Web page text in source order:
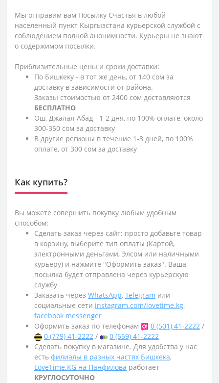
Мы отправим вам Посылку Счастья в любой
населенный пункт Кыргызстана курьерской службой с
соблюдением полной анонимности. Курьеры не знают
о содержимом посылки.
Приблизительные цены и сроки доставки:
По Бишкеку - в тот же день, от 140 сом за
доставку в зависимости от района.
Заказы стоимостью от 2400 сом доставляются
БЕСПЛАТНО
Ош, Джалал-Абад - 1-2 дня, по 100% оплате, около
300-350 сом за доставку
В другие регионы в течение 1-3 дней, по 100%
оплате, от 300 сом за доставку
Как купить?
Вы можете совершить покупку любым удобным
способом:
Сделать заказ через сайт: просто добавьте товар
в корзину, выберите тип оплаты (Картой,
электронными деньгами, Элсом или наличными
курьеру) и нажмите "Оформить заказ". Ваша
посылка будет отправлена через курьерскую
службу
Заказать через WhatsApp, Telegram или
социальные сети instagram.com/lovetime.kg,
facebook messenger
Оформить заказ по телефонам
0 (501) 41-2222 /
0 (779) 41-2222 /
0 (559) 41-2222
Сделать покупку в магазине. Для удобства у нас
есть филиалы в разных частях Бишкека,
LoveTime.KG на Панфилова работает
КРУГЛОСУТОЧНО